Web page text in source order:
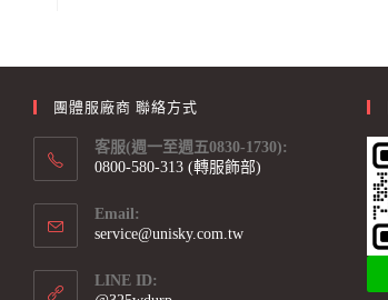
團體服廠商 聯絡方式
客服(週一至週五0830-1730):
0800-580-313 (轉服飾部)
Email:
service@unisky.com.tw
LINE ID: